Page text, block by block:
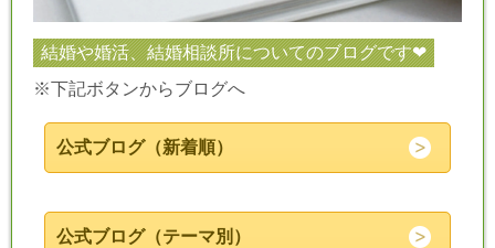
結婚や婚活、結婚相談所についてのブログです❤
※下記ボタンからブログへ
公式ブログ（新着順）
公式ブログ（テーマ別）